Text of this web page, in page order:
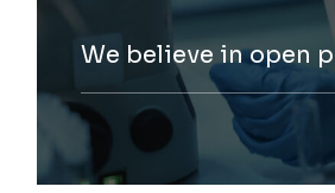
We believe in open